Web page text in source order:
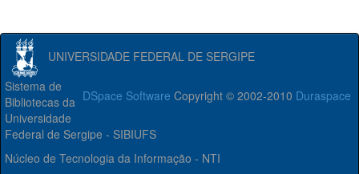
UNIVERSIDADE FEDERAL DE SERGIPE
DSpace Software Copyright © 2002-2010 Duraspace
Sistema de
Bibliotecas da
Universidade
Federal de Sergipe - SIBIUFS
Núcleo de Tecnologia da Informação - NTI